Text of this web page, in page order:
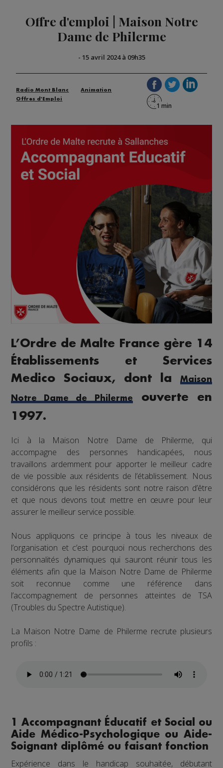
Offre d'emploi | Maison Notre
Dame de Philerme
- 15 avril 2024 à 09h35
Radio Mont Blanc
Animation
Offres d'Emploi
L’Ordre de Malte France gère 14
Établissements et Services
Medico Sociaux, dont la
Maison
Notre Dame de Philerme
ouverte en
1997.
Ici à la Maison Notre Dame de Philerme, qui
accompagne des personnes handicapées, nous
travaillons ardemment pour apporter le meilleur cadre
de vie possible aux résidents de l’établissement. Nous
considérons que les résidents sont notre raison d’être
et que nous devons tout mettre en œuvre pour leur
assurer le meilleur service possible.
Nous appliquons ce principe à tous les niveaux de
l’organisation et c’est pourquoi nous recherchons des
personnalités dynamiques qui sauront réunir tous les
éléments afin que la Maison Notre Dame de Philerme
soit reconnue comme une référence dans
l’accompagnement de personnes atteintes de TSA
(Troubles du Spectre Autistique).
La Maison Notre Dame de Philerme recrute plusieurs
profils :
1 Accompagnant Éducatif et Social ou
Aide Médico-Psychologique ou Aide-
Soignant diplômé ou faisant fonction
Expérience dans le handicap souhaitée, débutant